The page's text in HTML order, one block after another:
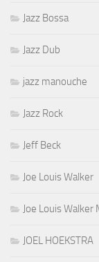
Jazz Bossa
Jazz Dub
jazz manouche
Jazz Rock
Jeff Beck
Joe Louis Walker
Joe Louis
JOEL HOEKSTRA